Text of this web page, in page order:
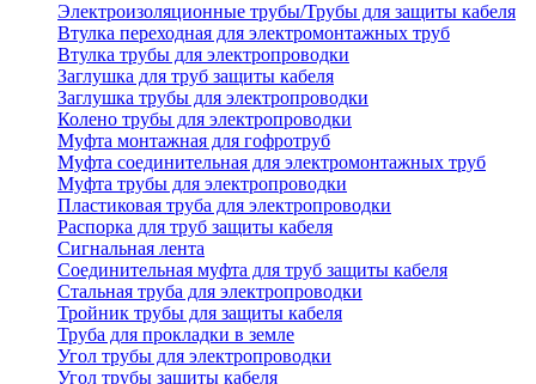
Электроизоляционные трубы/Трубы для защиты кабеля
Втулка переходная для электромонтажных труб
Втулка трубы для электропроводки
Заглушка для труб защиты кабеля
Заглушка трубы для электропроводки
Колено трубы для электропроводки
Муфта монтажная для гофротруб
Муфта соединительная для электромонтажных труб
Муфта трубы для электропроводки
Пластиковая труба для электропроводки
Распорка для труб защиты кабеля
Сигнальная лента
Соединительная муфта для труб защиты кабеля
Стальная труба для электропроводки
Тройник трубы для защиты кабеля
Труба для прокладки в земле
Угол трубы для электропроводки
Угол трубы защиты кабеля